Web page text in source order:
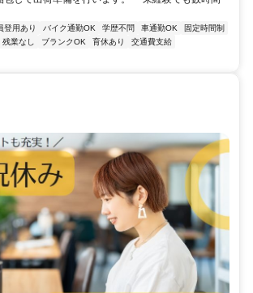
登用あり バイク通勤OK 学歴不問 車通勤OK
固定時間制
残業なし ブランクOK 育休あり
交通費支給